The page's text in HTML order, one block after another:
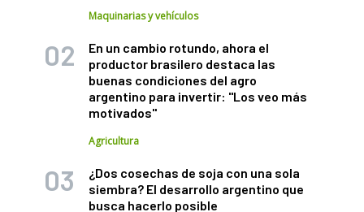
Maquinarias y vehículos
En un cambio rotundo, ahora el
productor brasilero destaca las
buenas condiciones del agro
argentino para invertir: "Los veo más
motivados"
Agricultura
¿Dos cosechas de soja con una sola
siembra? El desarrollo argentino que
busca hacerlo posible